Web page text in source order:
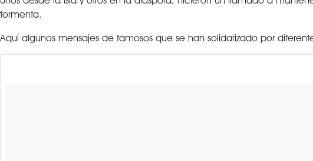
tormenta.
Aquí algunos mensajes de famosos que se han solidarizado por